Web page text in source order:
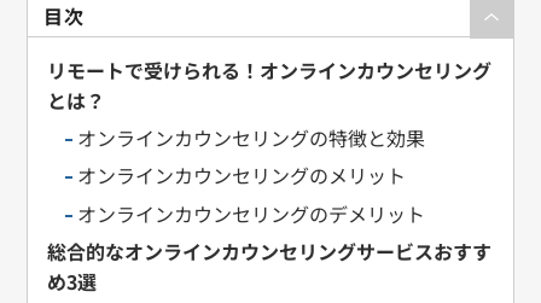
目次
リモートで受けられる！オンラインカウンセリング
とは？
オンラインカウンセリングの特徴と効果
オンラインカウンセリングのメリット
オンラインカウンセリングのデメリット
総合的なオンラインカウンセリングサービスおすす
め3選